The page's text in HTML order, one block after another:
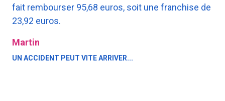
fait rembourser 95,68 euros, soit une franchise de
23,92 euros.
Martin
UN ACCIDENT PEUT VITE ARRIVER...